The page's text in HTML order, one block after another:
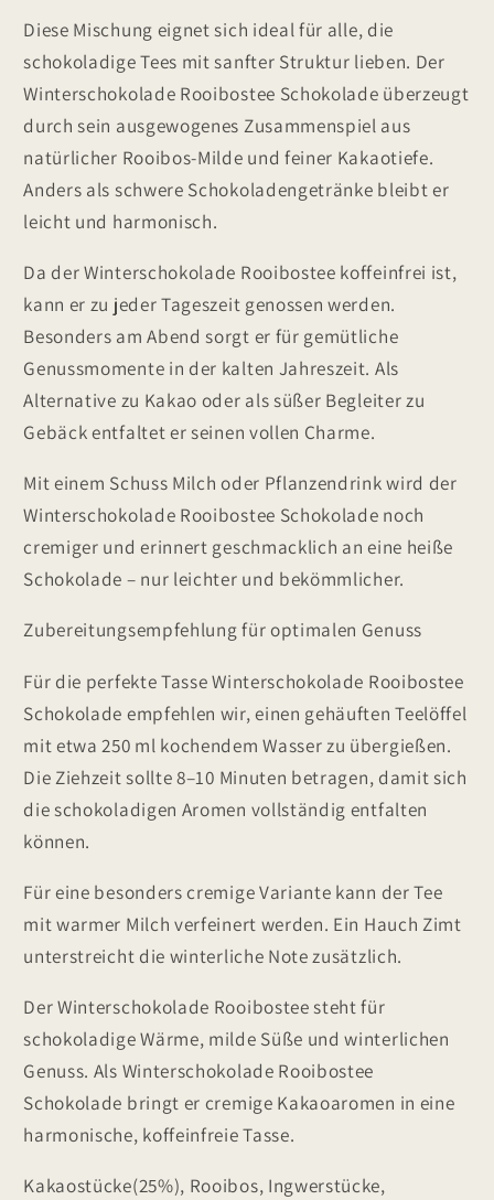
Diese Mischung eignet sich ideal für alle, die
schokoladige Tees mit sanfter Struktur lieben. Der
Winterschokolade Rooibostee Schokolade überzeugt
durch sein ausgewogenes Zusammenspiel aus
natürlicher Rooibos-Milde und feiner Kakaotiefe.
Anders als schwere Schokoladengetränke bleibt er
leicht und harmonisch.
Da der Winterschokolade Rooibostee koffeinfrei ist,
kann er zu jeder Tageszeit genossen werden.
Besonders am Abend sorgt er für gemütliche
Genussmomente in der kalten Jahreszeit. Als
Alternative zu Kakao oder als süßer Begleiter zu
Gebäck entfaltet er seinen vollen Charme.
Mit einem Schuss Milch oder Pflanzendrink wird der
Winterschokolade Rooibostee Schokolade noch
cremiger und erinnert geschmacklich an eine heiße
Schokolade – nur leichter und bekömmlicher.
Zubereitungsempfehlung für optimalen Genuss
Für die perfekte Tasse Winterschokolade Rooibostee
Schokolade empfehlen wir, einen gehäuften Teelöffel
mit etwa 250 ml kochendem Wasser zu übergießen.
Die Ziehzeit sollte 8–10 Minuten betragen, damit sich
die schokoladigen Aromen vollständig entfalten
können.
Für eine besonders cremige Variante kann der Tee
mit warmer Milch verfeinert werden. Ein Hauch Zimt
unterstreicht die winterliche Note zusätzlich.
Der Winterschokolade Rooibostee steht für
schokoladige Wärme, milde Süße und winterlichen
Genuss. Als Winterschokolade Rooibostee
Schokolade bringt er cremige Kakaoaromen in eine
harmonische, koffeinfreie Tasse.
Kakaostücke(25%), Rooibos, Ingwerstücke,